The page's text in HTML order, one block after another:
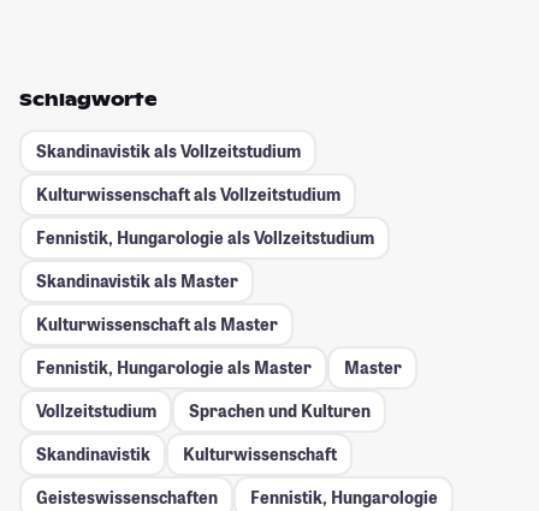
Schlagworte
Skandinavistik als Vollzeitstudium
Kulturwissenschaft als Vollzeitstudium
Fennistik, Hungarologie als Vollzeitstudium
Skandinavistik als Master
Kulturwissenschaft als Master
Fennistik, Hungarologie als Master
Master
Vollzeitstudium
Sprachen und Kulturen
Skandinavistik
Kulturwissenschaft
Geisteswissenschaften
Fennistik, Hungarologie